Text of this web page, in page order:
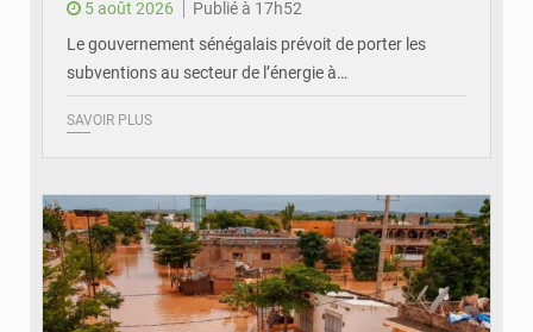
5 août 2026
Publié à 17h52
Le gouvernement sénégalais prévoit de porter les
subventions au secteur de l’énergie à…
SAVOIR PLUS